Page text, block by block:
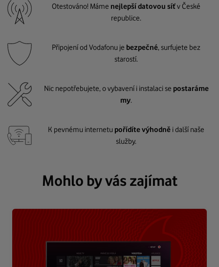
Otestováno! Máme nejlepší datovou síťv České
republice.
Připojení od Vodafonu je bezpečné, surfujete bez
starostí.
Nic nepotřebujete, o vybavení i instalaci se postaráme
my.
K pevnému internetu pořídíte výhodně i další naše
služby.
Mohlo by vás zajímat